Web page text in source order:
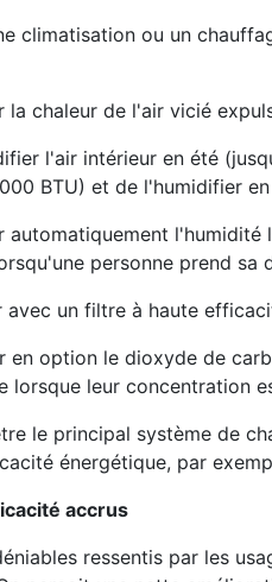
climatisation ou un
la chaleur de l'air vicié
l'air intérieur en été
BTU) et de l'humidifier
automatiquement
personne prend
un filtre à haute
en option le dioxyde de
lorsque leur concentration
le principal système de
énergétique, par
accrus
ressentis par les